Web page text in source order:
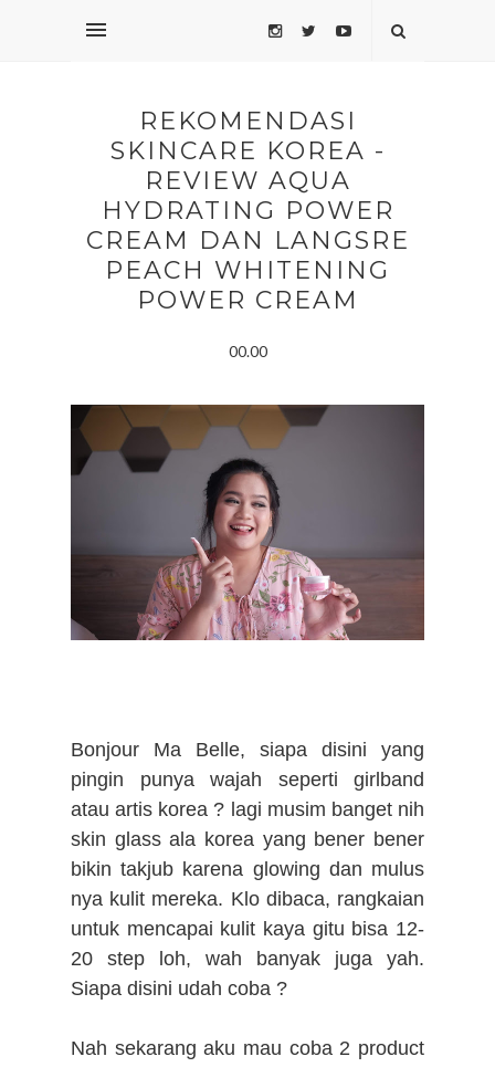
REKOMENDASI
SKINCARE KOREA -
REVIEW AQUA
HYDRATING POWER
CREAM DAN LANGSRE
PEACH WHITENING
POWER CREAM
00.00
Bonjour Ma Belle, siapa disini yang
pingin punya wajah seperti girlband
atau artis korea ? lagi musim banget nih
skin glass ala korea yang bener bener
bikin takjub karena glowing dan mulus
nya kulit mereka. Klo dibaca, rangkaian
untuk mencapai kulit kaya gitu bisa 12-
20 step loh, wah banyak juga yah.
Siapa disini udah coba ?
Nah sekarang aku mau coba 2 product